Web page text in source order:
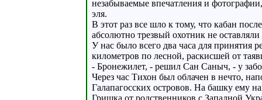
незабываемые впечатления и
эля.
В этот раз все шло к тому, что кабан
абсолютно трезвый охотник не
У нас было всего два часа для принятия
километров по лесной, раскисшей от
- Бронежилет, - решил Сан Саныч, - у
Через час Тихон был облачен в нечто,
Галапагосских островов. На башку ему
Гришка от родственников с Западной